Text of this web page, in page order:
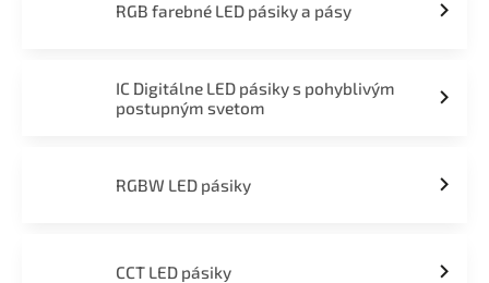
RGB farebné LED pásiky a pásy
IC Digitálne LED pásiky s pohyblivým
postupným svetom
RGBW LED pásiky
CCT LED pásiky